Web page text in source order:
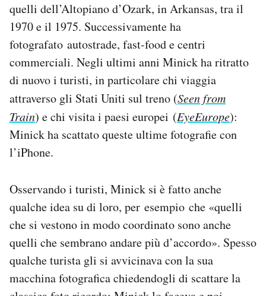
quelli dell’Altopiano d’Ozark, in Arkansas, tra il
1970 e il 1975. Successivamente ha
fotografato autostrade, fast-food e centri
commerciali. Negli ultimi anni Minick ha ritratto
di nuovo i turisti, in particolare chi viaggia
attraverso gli Stati Uniti sul treno (Seen from
Train) e chi visita i paesi europei (EyeEurope):
Minick ha scattato queste ultime fotografie con
l’iPhone.
Osservando i turisti, Minick si è fatto anche
qualche idea su di loro, per esempio che «quelli
che si vestono in modo coordinato sono anche
quelli che sembrano andare più d’accordo». Spesso
qualche turista gli si avvicinava con la sua
macchina fotografica chiedendogli di scattare la